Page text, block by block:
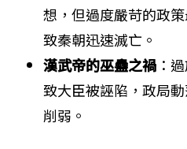
想，但過度嚴苛的政
致秦朝迅速滅亡。
漢武帝的巫蠱之禍 ：
致大臣被誣陷，政局
削弱。